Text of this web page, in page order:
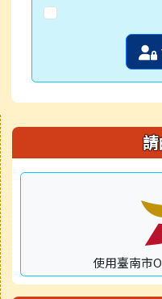
右邊區域內容
使用臺南市